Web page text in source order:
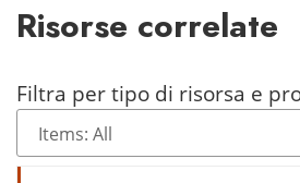
Risorse correlate
Filtra per tipo di risorsa e